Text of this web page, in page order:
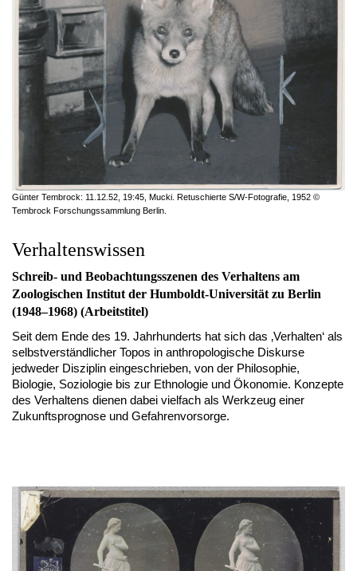
Günter Tembrock: 11.12.52, 19:45, Mucki. Retuschierte S/W-Fotografie, 1952 ©
Tembrock Forschungssammlung Berlin.
Verhaltenswissen
Schreib- und Beobachtungsszenen des Verhaltens am
Zoologischen Institut der Humboldt-Universität zu Berlin
(1948–1968) (Arbeitstitel)
Seit dem Ende des 19. Jahrhunderts hat sich das ‚Verhalten‘ als
selbstverständlicher Topos in anthropologische Diskurse
jedweder Disziplin eingeschrieben, von der Philosophie,
Biologie, Soziologie bis zur Ethnologie und Ökonomie. Konzepte
des Verhaltens dienen dabei vielfach als Werkzeug einer
Zukunftsprognose und Gefahrenvorsorge.